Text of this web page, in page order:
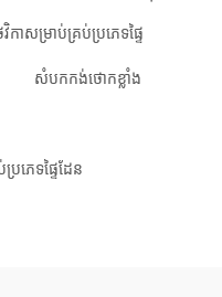
ាសម្រាប់គ្រប់ប្រភេទផ្ទៃ
សំបកកង់ថោកខ្លាំង
ភេទផ្ទៃដែន